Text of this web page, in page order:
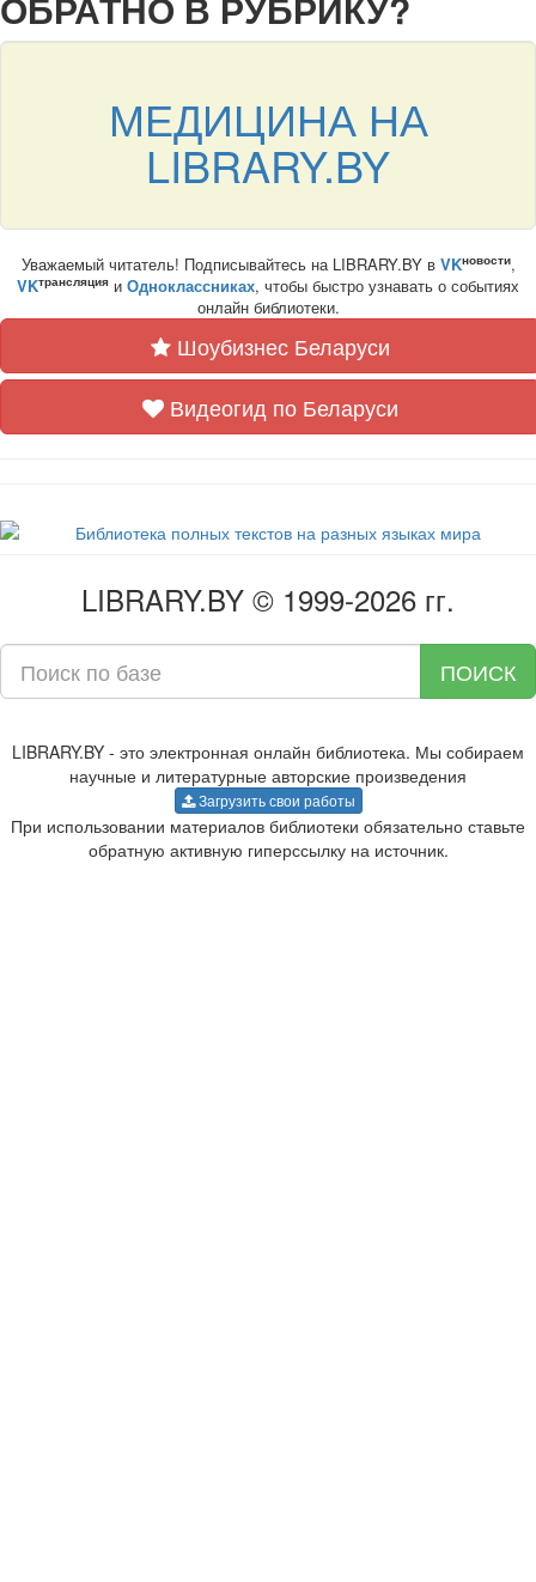
МЕДИЦИНА НА
LIBRARY.BY
Уважаемый читатель! Подписывайтесь на LIBRARY.BY в VKновости,
VKтрансляция и Одноклассниках, чтобы быстро узнавать о событиях
онлайн библиотеки.
Шоубизнес Беларуси
Видеогид по Беларуси
LIBRARY.BY © 1999-2026 гг.
ПОИСК
LIBRARY.BY - это электронная онлайн библиотека. Мы собираем
научные и литературные авторские произведения
Загрузить свои работы
При использовании материалов библиотеки обязательно ставьте
обратную активную гиперссылку на источник.